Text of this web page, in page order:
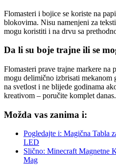
Flomasteri i bojice se koriste na
blokovima. Nisu namenjeni za
mogu koristiti i na drvu sa
Da li su boje trajne ili se
Flomasteri prave trajne markere na
mogu delimično izbrisati mekanom
na svetlost i ne blijede godinama
kreativom – poručite komplet danas.
Možda vas zanima i:
Pogledajte i: Magična Tabla
LED
Slično: Minecraft Magnetne
Mag